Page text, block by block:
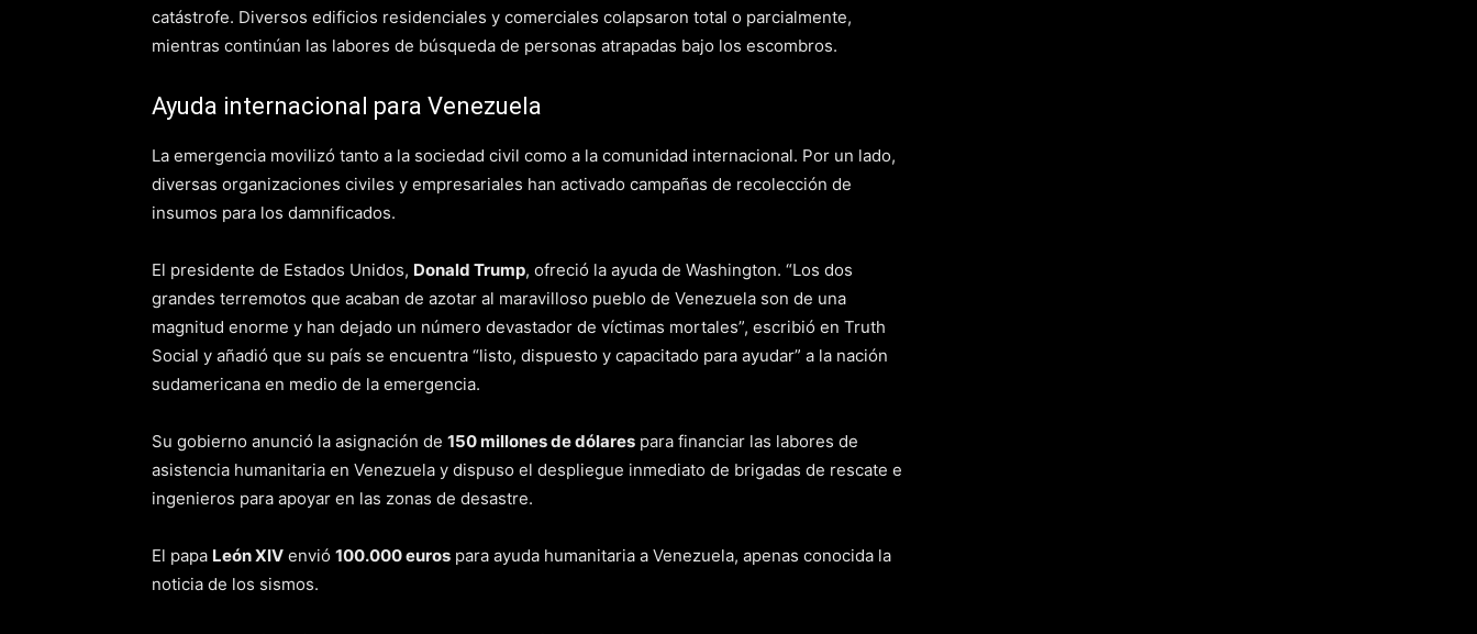
catástrofe. Diversos edificios residenciales y comerciales colapsaron total o parcialmente,
mientras continúan las labores de búsqueda de personas atrapadas bajo los escombros.
Ayuda internacional para Venezuela
La emergencia movilizó tanto a la sociedad civil como a la comunidad internacional. Por un lado,
diversas organizaciones civiles y empresariales han activado campañas de recolección de
insumos para los damnificados.
El presidente de Estados Unidos, Donald Trump, ofreció la ayuda de Washington. “Los dos
grandes terremotos que acaban de azotar al maravilloso pueblo de Venezuela son de una
magnitud enorme y han dejado un número devastador de víctimas mortales”, escribió en Truth
Social y añadió que su país se encuentra “listo, dispuesto y capacitado para ayudar” a la nación
sudamericana en medio de la emergencia.
Su gobierno anunció la asignación de 150 millones de dólares para financiar las labores de
asistencia humanitaria en Venezuela y dispuso el despliegue inmediato de brigadas de rescate e
ingenieros para apoyar en las zonas de desastre.
El papa León XIV envió 100.000 euros para ayuda humanitaria a Venezuela, apenas conocida la
noticia de los sismos.